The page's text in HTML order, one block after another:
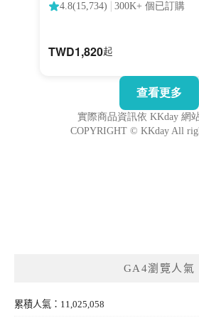
GA4瀏覽人氣
累積人氣：11,025,058